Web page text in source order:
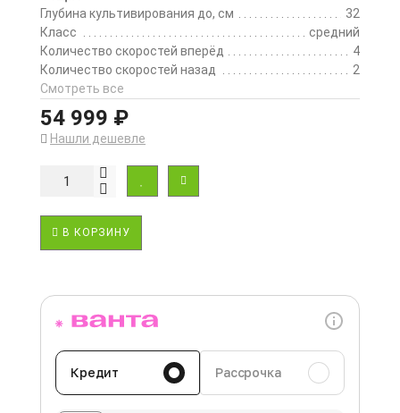
Глубина культивирования до, см
32
Класс
средний
Количество скоростей вперёд
4
Количество скоростей назад
2
Смотреть все
54 999 ₽
Нашли дешевле
В КОРЗИНУ
Кредит Рассрочка